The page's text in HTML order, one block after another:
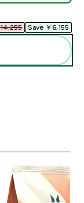
Save ￥6,155‎